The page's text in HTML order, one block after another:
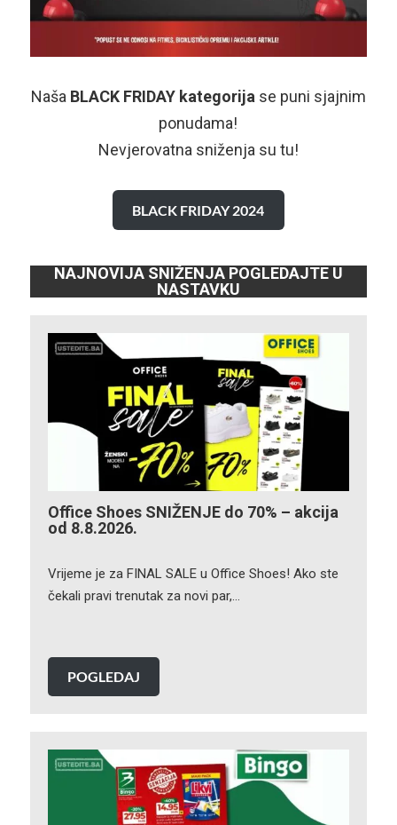
Naša BLACK FRIDAY kategorija se puni sjajnim
ponudama!
Nevjerovatna sniženja su tu!
BLACK FRIDAY 2024
NAJNOVIJA SNIŽENJA POGLEDAJTE U
NASTAVKU
Office Shoes SNIŽENJE do 70% – akcija
od 8.8.2026.
Vrijeme je za FINAL SALE u Office Shoes! Ako ste
čekali pravi trenutak za novi par,…
POGLEDAJ